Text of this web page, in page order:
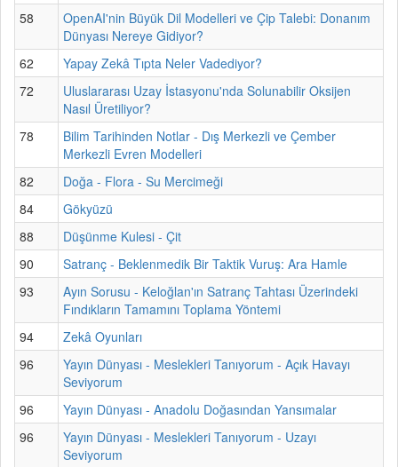
58
OpenAI'nin Büyük Dil Modelleri ve Çip Talebi: Donanım
Dünyası Nereye Gidiyor?
62
Yapay Zekâ Tıpta Neler Vadediyor?
72
Uluslararası Uzay İstasyonu'nda Solunabilir Oksijen
Nasıl Üretiliyor?
78
Bilim Tarihinden Notlar - Dış Merkezli ve Çember
Merkezli Evren Modelleri
82
Doğa - Flora - Su Mercimeği
84
Gökyüzü
88
Düşünme Kulesi - Çit
90
Satranç - Beklenmedik Bir Taktik Vuruş: Ara Hamle
93
Ayın Sorusu - Keloğlan'ın Satranç Tahtası Üzerindeki
Fındıkların Tamamını Toplama Yöntemi
94
Zekâ Oyunları
96
Yayın Dünyası - Meslekleri Tanıyorum - Açık Havayı
Seviyorum
96
Yayın Dünyası - Anadolu Doğasından Yansımalar
96
Yayın Dünyası - Meslekleri Tanıyorum - Uzayı
Seviyorum